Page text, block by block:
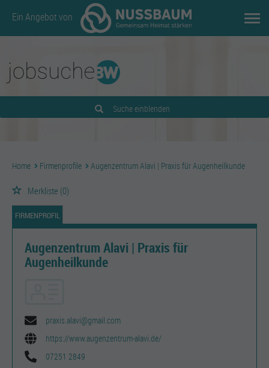
Ein Angebot von
Suche einblenden
Home Firmenprofile Augenzentrum Alavi | Praxis für Augenheilkunde
Merkliste (0)
FIRMENPROFIL
Augenzentrum Alavi | Praxis für
Augenheilkunde
praxis.alavi@gmail.com
https://www.augenzentrum-alavi.de/
07251 2849